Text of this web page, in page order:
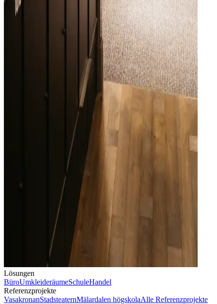
Lösungen
BüroUmkleideräumeSchuleHandel
Referenzprojekte
VasakronanStadsteaternMälardalen högskolaAlle Referenzprojekte